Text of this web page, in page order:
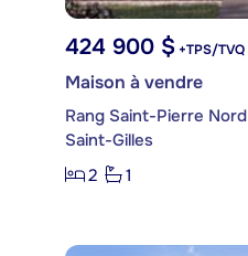
424 900 $ +TPS/TVQ
Maison à vendre
Rang Saint-Pierre Nord
Saint-Gilles
2
1